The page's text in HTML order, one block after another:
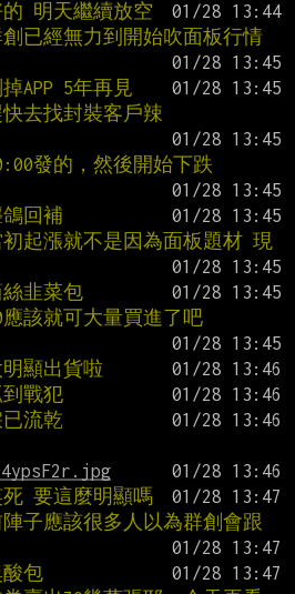
明天繼續放空
已經無力到開始吹面板行情
APP 5年再見
去找封裝客戶辣
發的，然後開始下跌
回補
起漲就不是因為面板題材 現
韭菜包
該就可大量買進了吧
顯出貨啦
戰犯
流乾
要這麼明顯嗎
子應該很多人以為群創會跟
包